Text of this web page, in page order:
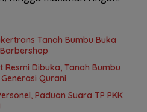
Tanah Bumbu Buka
Resmi Dibuka, Tanah Bumbu
Qurani
Paduan Suara TP PKK